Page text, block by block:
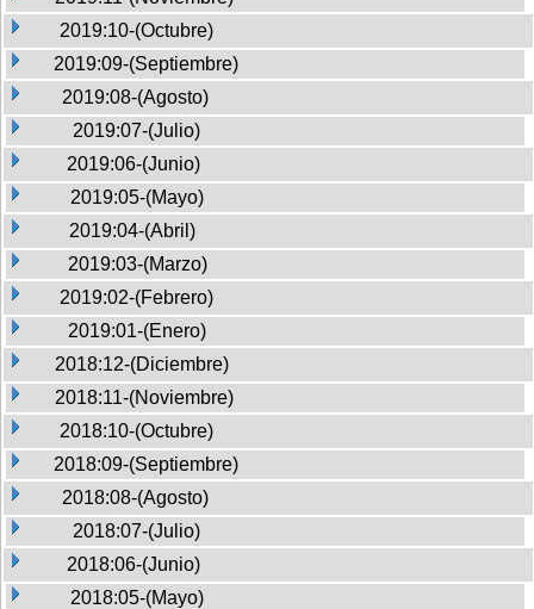
2019:10-(Octubre)
2019:09-(Septiembre)
2019:08-(Agosto)
2019:07-(Julio)
2019:06-(Junio)
2019:05-(Mayo)
2019:04-(Abril)
2019:03-(Marzo)
2019:02-(Febrero)
2019:01-(Enero)
2018:12-(Diciembre)
2018:11-(Noviembre)
2018:10-(Octubre)
2018:09-(Septiembre)
2018:08-(Agosto)
2018:07-(Julio)
2018:06-(Junio)
2018:05-(Mayo)